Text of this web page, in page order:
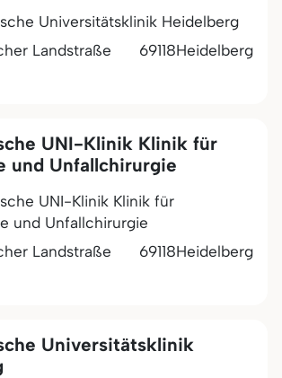
Universitätsklinik Heidelberg
Landstraße
69118Heidelberg
UNI-Klinik Klinik für
und Unfallchirurgie
UNI-Klinik Klinik für
und Unfallchirurgie
Landstraße
69118Heidelberg
Universitätsklinik